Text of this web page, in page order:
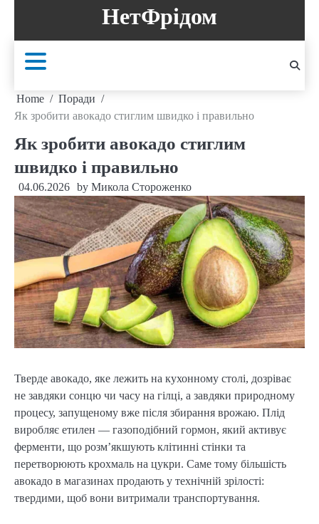
content
НетФрідом
Home
Поради
Як зробити авокадо стиглим швидко і правильно
Як зробити авокадо стиглим
швидко і правильно
04.06.2026 by Микола Стороженко
Тверде авокадо, яке лежить на кухонному столі, дозріває
не завдяки сонцю чи часу на гілці, а завдяки природному
процесу, запущеному вже після збирання врожаю. Плід
виробляє етилен — газоподібний гормон, який активує
ферменти, що розм’якшують клітинні стінки та
перетворюють крохмаль на цукри. Саме тому більшість
авокадо в магазинах продають у технічній зрілості:
твердими, щоб вони витримали транспортування.